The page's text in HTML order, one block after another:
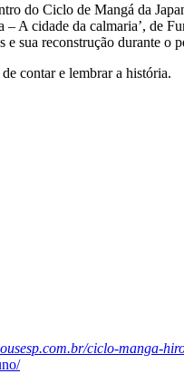
do Ciclo de Mangá da
A cidade da calmaria’, de
e sua reconstrução durante o
contar e lembrar a história.
ciclo-manga-